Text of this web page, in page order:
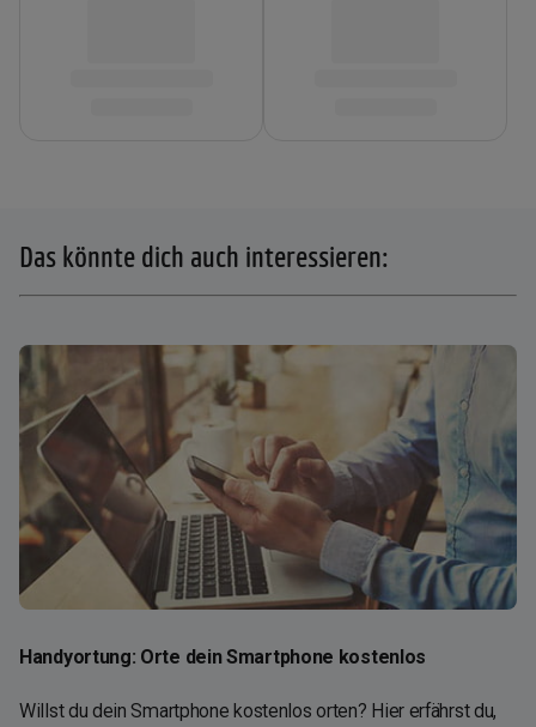
Das könnte dich auch interessieren:
Handyortung: Orte dein Smartphone kostenlos
Willst du dein Smartphone kostenlos orten? Hier erfährst du,